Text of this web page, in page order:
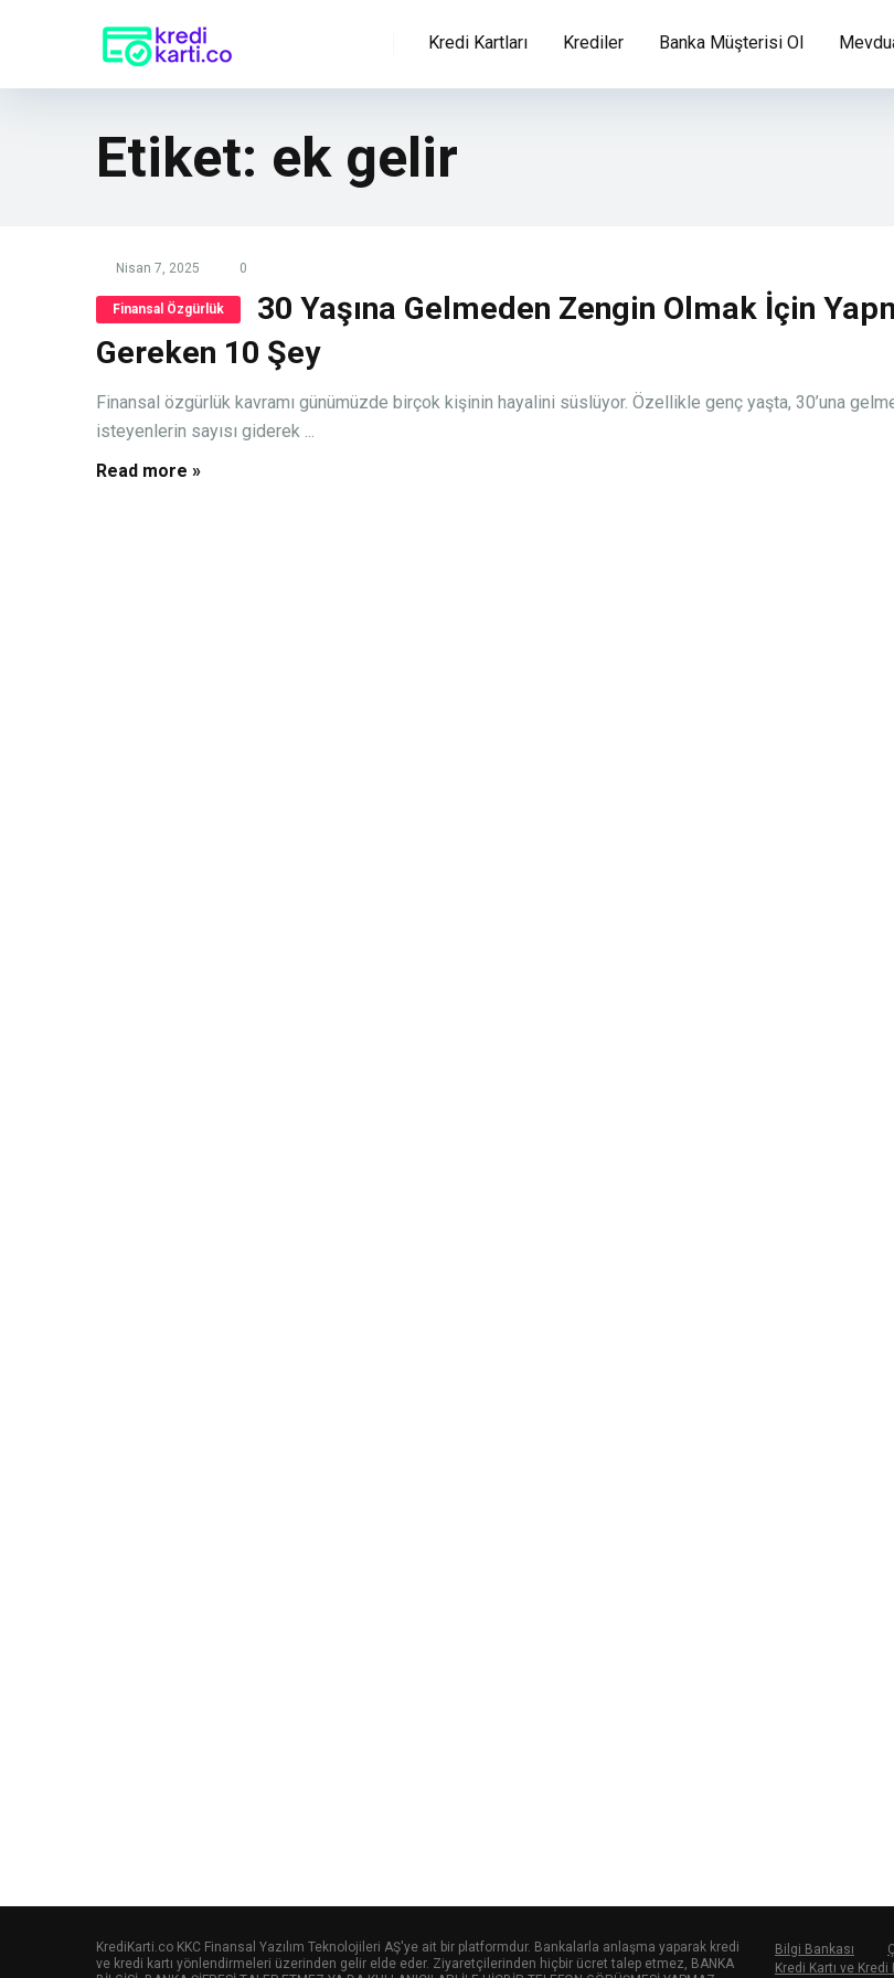
Kredi Kartları Krediler Banka Müşterisi Ol
Etiket: ek gelir
Nisan 7, 2025 0
Finansal Özgürlük
30 Yaşına Gelmeden Zengin Olmak İçin
Gereken 10 Şey
Finansal özgürlük kavramı günümüzde birçok kişinin hayalini süslüyor. Özellikle genç yaşta, 30’una
isteyenlerin sayısı giderek ...
Read more »
KrediKarti.co KKC Finansal Yazılım Teknolojileri AŞ'ye ait bir platformdur. Bankalarla anlaşma yaparak kredi
ve kredi kartı yönlendirmeleri üzerinden gelir elde eder. Ziyaretçilerinden hiçbir ücret talep etmez, BANKA
Bilgi Bankası
Kredi Kartı ve Kredi